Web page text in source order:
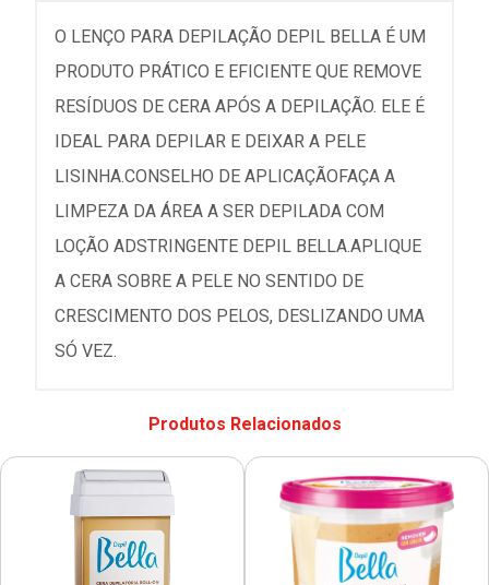
O LENÇO PARA DEPILAÇÃO DEPIL BELLA É UM
PRODUTO PRÁTICO E EFICIENTE QUE REMOVE
RESÍDUOS DE CERA APÓS A DEPILAÇÃO. ELE É
IDEAL PARA DEPILAR E DEIXAR A PELE
LISINHA.CONSELHO DE APLICAÇÃOFAÇA A
LIMPEZA DA ÁREA A SER DEPILADA COM
LOÇÃO ADSTRINGENTE DEPIL BELLA.APLIQUE
A CERA SOBRE A PELE NO SENTIDO DE
CRESCIMENTO DOS PELOS, DESLIZANDO UMA
SÓ VEZ.
Produtos Relacionados